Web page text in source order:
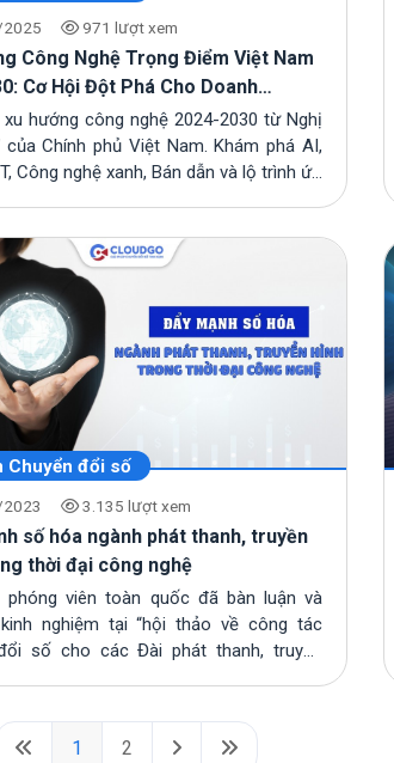
971 lượt xem
Công Nghệ Trọng Điểm Việt Nam
Cơ Hội Đột Phá Cho Doanh
hướng công nghệ 2024-2030 từ Nghị
của Chính phủ Việt Nam. Khám phá AI,
Công nghệ xanh, Bán dẫn và lộ trình ứ...
Chuyển đổi số
3.135 lượt xem
số hóa ngành phát thanh, truyền
thời đại công nghệ
phóng viên toàn quốc đã bàn luận và
nghiệm tại “hội thảo về công tác
số cho các Đài phát thanh, truyền
1 2